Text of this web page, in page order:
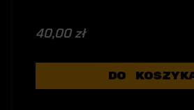
40,00 zł
DO